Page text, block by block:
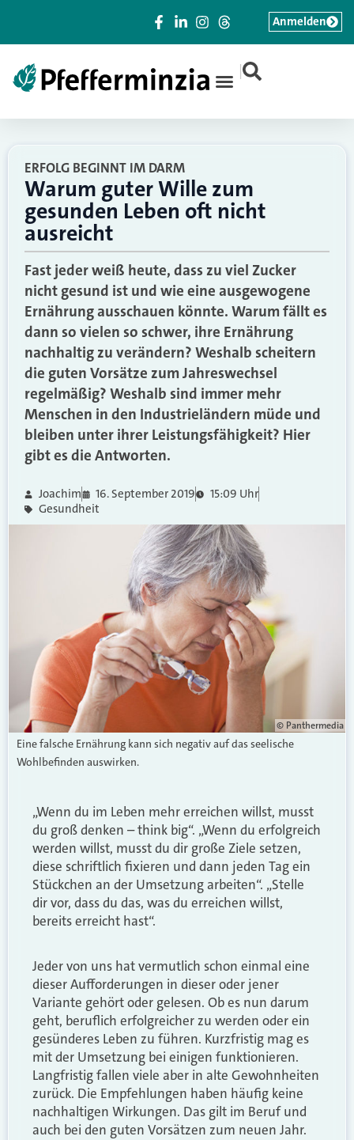
|
Anmelden
ERFOLG BEGINNT IM DARM
Warum guter Wille zum
gesunden Leben oft nicht
ausreicht
Fast jeder weiß heute, dass zu viel Zucker
nicht gesund ist und wie eine ausgewogene
Ernährung ausschauen könnte. Warum fällt es
dann so vielen so schwer, ihre Ernährung
nachhaltig zu verändern? Weshalb scheitern
die guten Vorsätze zum Jahreswechsel
regelmäßig? Weshalb sind immer mehr
Menschen in den Industrieländern müde und
bleiben unter ihrer Leistungsfähigkeit? Hier
gibt es die Antworten.
Joachim 16. September 2019
15:09 Uhr
Gesundheit
© Panthermedia
Eine falsche Ernährung kann sich negativ auf das seelische
Wohlbefinden auswirken.
„Wenn du im Leben mehr erreichen willst, musst
du groß denken – think big“. „Wenn du erfolgreich
werden willst, musst du dir große Ziele setzen,
diese schriftlich fixieren und dann jeden Tag ein
Stückchen an der Umsetzung arbeiten“. „Stelle
dir vor, dass du das, was du erreichen willst,
bereits erreicht hast“.
Jeder von uns hat vermutlich schon einmal eine
dieser Aufforderungen in dieser oder jener
Variante gehört oder gelesen. Ob es nun darum
geht, beruflich erfolgreicher zu werden oder ein
gesünderes Leben zu führen. Kurzfristig mag es
mit der Umsetzung bei einigen funktionieren.
Langfristig fallen viele aber in alte Gewohnheiten
zurück. Die Empfehlungen haben häufig keine
nachhaltigen Wirkungen. Das gilt im Beruf und
auch bei den guten Vorsätzen zum neuen Jahr.